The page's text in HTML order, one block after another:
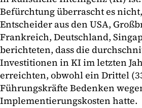
Befürchtung überrascht es nicht,
Entscheider aus den USA,
Frankreich, Deutschland,
berichteten, dass die
Investitionen in KI im letzten
erreichten, obwohl ein Drittel
Führungskräfte Bedenken
Implementierungskosten hatte.